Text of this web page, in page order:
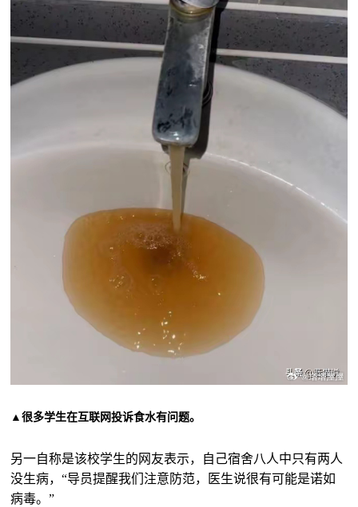
▲很多学生在互联网投诉食水有问题。
另一自称是该校学生的网友表示，自己宿舍八人中只有两人
没生病，“导员提醒我们注意防范，医生说很有可能是诺如
病毒。”